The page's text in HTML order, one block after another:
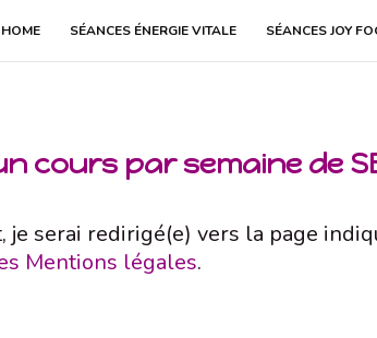
HOME SÉANCES ÉNERGIE VITALE SÉANCES JOY
cours par semaine de
je serai redirigé(e) vers la page
Mentions légales.